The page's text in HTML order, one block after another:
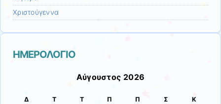
Χριστούγεννα
ΗΜΕΡΟΛΟΓΙΟ
Αύγουστος 2026
Δ Τ Τ Π Π Σ Κ